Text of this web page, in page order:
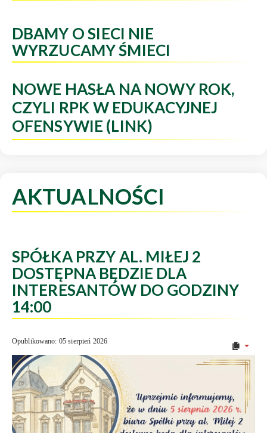
DBAMY O SIECI NIE
WYRZUCAMY ŚMIECI
NOWE HASŁA NA NOWY ROK,
CZYLI RPK W EDUKACYJNEJ
OFENSYWIE (LINK)
AKTUALNOŚCI
SPÓŁKA PRZY AL. MIŁEJ 2
DOSTĘPNA BĘDZIE DLA
INTERESANTÓW DO GODZINY
14:00
Opublikowano: 05 sierpień 2026